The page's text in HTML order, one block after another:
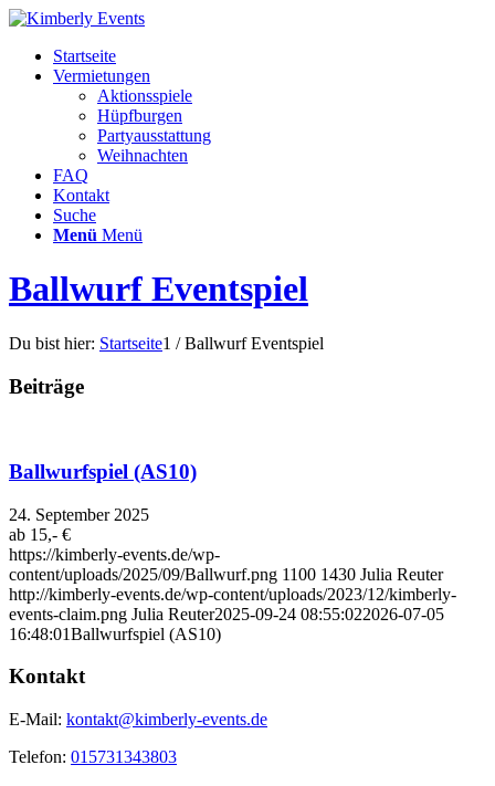
Startseite
Vermietungen
Aktionsspiele
Hüpfburgen
Partyausstattung
Weihnachten
FAQ
Kontakt
Suche
Menü Menü
Ballwurf Eventspiel
Du bist hier: Startseite1 / Ballwurf Eventspiel
Beiträge
Ballwurfspiel (AS10)
24. September 2025
ab 15,- €
https://kimberly-events.de/wp-
content/uploads/2025/09/Ballwurf.png 1100 1430 Julia Reuter
http://kimberly-events.de/wp-content/uploads/2023/12/kimberly-
events-claim.png Julia Reuter2025-09-24 08:55:022026-07-05
16:48:01Ballwurfspiel (AS10)
Kontakt
E-Mail: kontakt@kimberly-events.de
Telefon: 015731343803